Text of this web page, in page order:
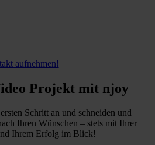
aufnehmen!
Projekt mit njoy
Schritt an und schneiden und
Ihren Wünschen – stets mit Ihrer
Ihrem Erfolg im Blick!